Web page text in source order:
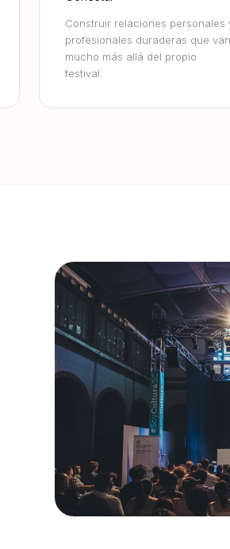
Construir relaciones personales
profesionales duraderas que van
mucho más allá del propio
festival.